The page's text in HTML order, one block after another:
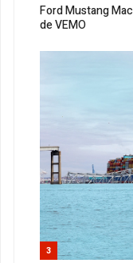
Ford Mustang
de VEMO
3